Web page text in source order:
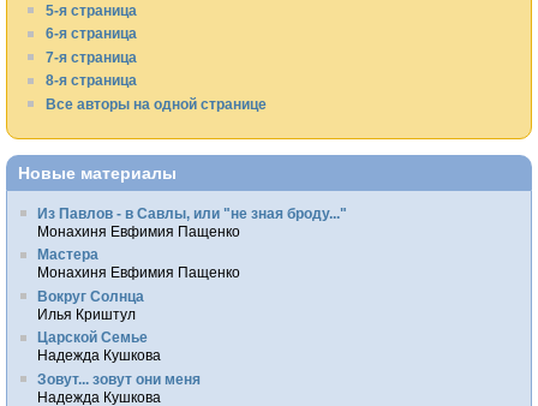
5-я страница
6-я страница
7-я страница
8-я страница
Все авторы на одной странице
Новые материалы
Из Павлов - в Савлы, или "не зная броду..."
Монахиня Евфимия Пащенко
Мастера
Монахиня Евфимия Пащенко
Вокруг Солнца
Илья Криштул
Царской Семье
Надежда Кушкова
Зовут... зовут они меня
Надежда Кушкова